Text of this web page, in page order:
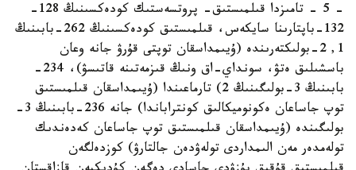
- 5 - تامىزدا قىلمىستىق- پروتسەستىك كودەكسىنىڭ 128-
132-باپتارىنا سايكەس، قىلمىستىق كودەكسىنىڭ 262-بابىنىڭ
1, 2-بولىكتەرىندە (ۇيىمداسقان توپتى قۇرۋ جانە وعان
باسشىلىق ەتۋ، سونداي-اق ونىڭ قىزمەتىنە قاتىسۋ)، 234-
بابىنىڭ 3-بولىگىنىڭ 2) تارماعىندا (ۇيىمداسقان قىلمىستىق
توپ جاساعان ەكونوميكالىق كونتراباندا) جانە 236-بابىنىڭ 3-
بولىگىندە (ۇيىمداسقان قىلمىستىق توپ جاساعان كەدەندىك
تولەمدەر مەن الىمداردى تولەۋدەن جالتارۋ) كوزدەلگەن